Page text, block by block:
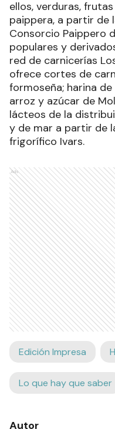
ellos, verduras,
paippera, a partir de
Consorcio Paippero
populares y
red de carnicerías
ofrece cortes de
formoseña; harina
arroz y azúcar de
lácteos de la
y de mar a partir de
frigorífico Ivars.
Ads
Edición Impresa
Lo que hay que saber
Autor